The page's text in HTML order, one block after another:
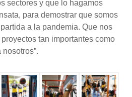
sectores y que lo hagamos
para demostrar que somos
a la pandemia. Que nos
tan importantes como